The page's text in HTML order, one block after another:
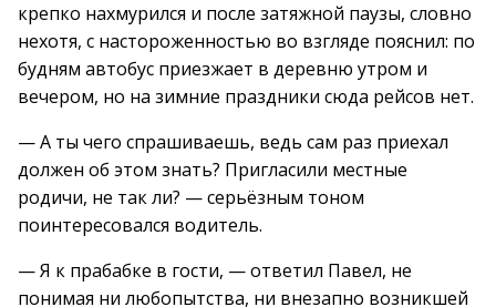
крепко нахмурился и после затяжной паузы, словно
нехотя, с настороженностью во взгляде пояснил: по
будням автобус приезжает в деревню утром и
вечером, но на зимние праздники сюда рейсов нет.
— А ты чего спрашиваешь, ведь сам раз приехал
должен об этом знать? Пригласили местные
родичи, не так ли? — серьёзным тоном
поинтересовался водитель.
— Я к прабабке в гости, — ответил Павел, не
понимая ни любопытства, ни внезапно возникшей